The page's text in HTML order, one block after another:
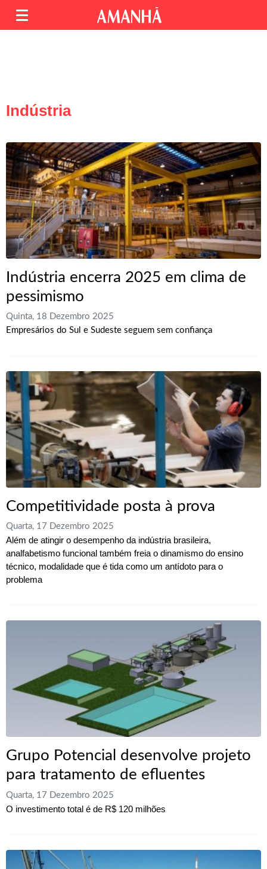
Indústria
Indústria encerra 2025 em clima de
pessimismo
Quinta, 18 Dezembro 2025
Empresários do Sul e Sudeste seguem sem confiança
Competitividade posta à prova
Quarta, 17 Dezembro 2025
Além de atingir o desempenho da indústria brasileira,
analfabetismo funcional também freia o dinamismo do ensino
técnico, modalidade que é tida como um antídoto para o
problema
Grupo Potencial desenvolve projeto
para tratamento de efluentes
Quarta, 17 Dezembro 2025
O investimento total é de R$ 120 milhões